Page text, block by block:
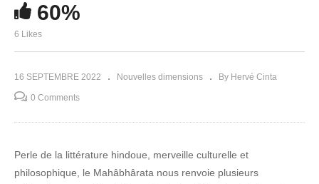
60%
6 Likes
16 SEPTEMBRE 2022 Nouvelles dimensions By Hervé Cinta
0 Comments
Perle de la littérature hindoue, merveille culturelle et
philosophique, le Mahâbhârata nous renvoie plusieurs